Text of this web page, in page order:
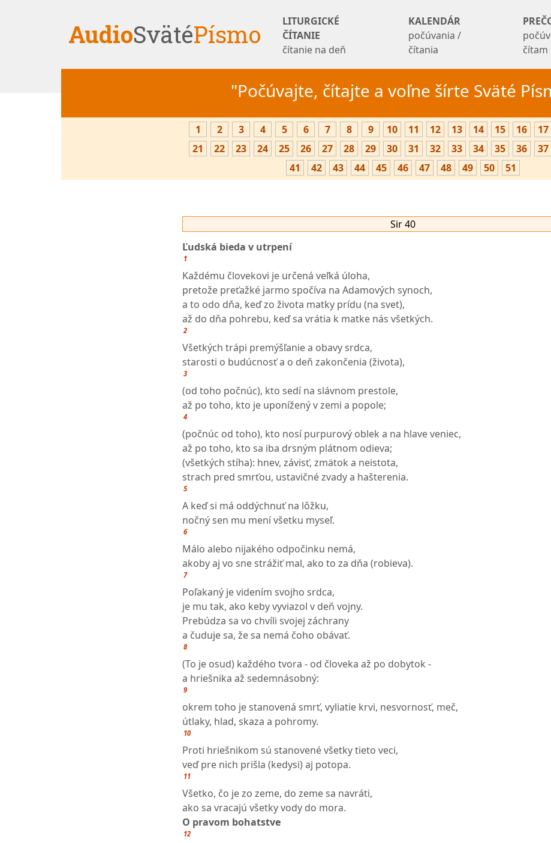
AudioSvätéPísmo
LITURGICKÉ
ČÍTANIE
čítanie na deň
KALENDÁR
počúvania /
čítania
čítam
"Počúvajte, čítajte a voľne šírte Sväté
1 2 3 4 5 6 7 8 9 10 11 12 13 14 15 16 17
21
22 23 24 25 26 27 28 29 30 31 32 33 34 35 36 37
41
42 43 44 45 46 47 48 49 50 51
Sir 40
Ľudská bieda v utrpení
1
Každému človekovi je určená veľká úloha,
pretože preťažké jarmo spočíva na Adamových synoch,
a to odo dňa, keď zo života matky prídu (na svet),
až do dňa pohrebu, keď sa vrátia k matke nás všetkých.
2
Všetkých trápi premýšľanie a obavy srdca,
starosti o budúcnosť a o deň zakončenia (života),
3
(od toho počnúc), kto sedí na slávnom prestole,
až po toho, kto je uponížený v zemi a popole;
4
(počnúc od toho), kto nosí purpurový oblek a na hlave veniec,
až po toho, kto sa iba drsným plátnom odieva;
(všetkých stíha): hnev, závisť, zmätok a neistota,
strach pred smrťou, ustavičné zvady a hašterenia.
5
A keď si má oddýchnuť na lôžku,
nočný sen mu mení všetku myseľ.
6
Málo alebo nijakého odpočinku nemá,
akoby aj vo sne strážiť mal, ako to za dňa (robieva).
7
Poľakaný je videním svojho srdca,
je mu tak, ako keby vyviazol v deň vojny.
Prebúdza sa vo chvíli svojej záchrany
a čuduje sa, že sa nemá čoho obávať.
8
(To je osud) každého tvora - od človeka až po dobytok -
a hriešnika až sedemnásobný:
9
okrem toho je stanovená smrť, vyliatie krvi, nesvornosť, meč,
útlaky, hlad, skaza a pohromy.
10
Proti hriešnikom sú stanovené všetky tieto veci,
veď pre nich prišla (kedysi) aj potopa.
11
Všetko, čo je zo zeme, do zeme sa navráti,
ako sa vracajú všetky vody do mora.
O pravom bohatstve
12